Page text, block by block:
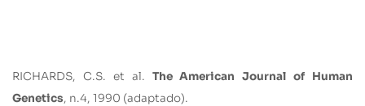
RICHARDS, C.S. et al. The American Journal of Human
Genetics, n.4, 1990 (adaptado).